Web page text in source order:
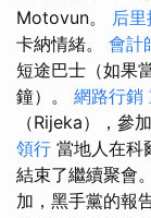
Motovun。 后
卡納情緒。 會計
短途巴士（如果
鐘）。 網路行銷
（Rijeka），參
領行 當地人在科
結束了繼續聚會
加，黑手黨的報